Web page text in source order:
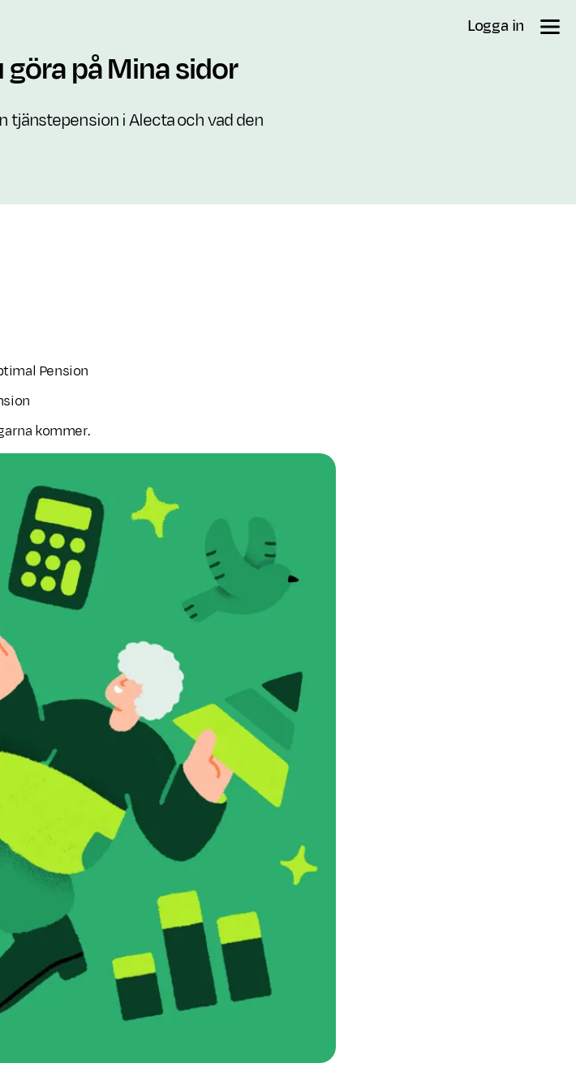
Logga in
på Mina sidor
tjänstepension i Alecta och vad den
Pension
kommer.